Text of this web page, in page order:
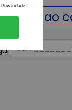
Privacidade